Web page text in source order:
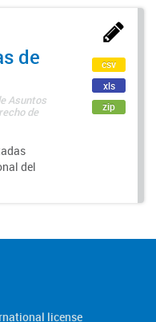
de
Asuntos
de
del
csv
xls
zip
license